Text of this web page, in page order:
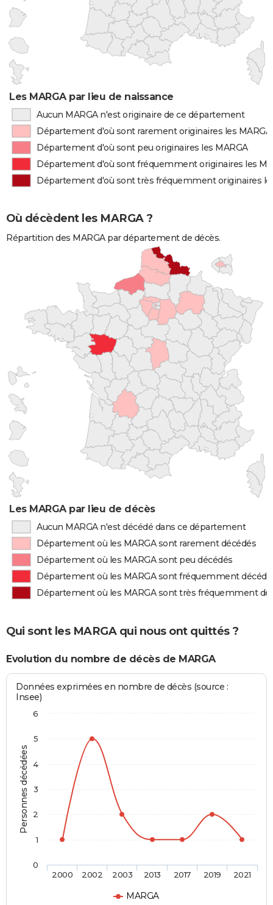
Les MARGA par lieu de naissance
Aucun MARGA n'est originaire de ce département
Département d'où sont rarement originaires les MARGA
Département d'où sont peu originaires les MARGA
Département d'où sont fréquemment originaires les
Département d'où sont très fréquemment originaires
Où décèdent les MARGA ?
Répartition des MARGA par département de décès.
Les MARGA par lieu de décès
Aucun MARGA n'est décédé dans ce département
Département où les MARGA sont rarement décédés
Département où les MARGA sont peu décédés
Département où les MARGA sont fréquemment
Département où les MARGA sont très fréquemment
Qui sont les MARGA qui nous ont quittés ?
Evolution du nombre de décès de MARGA
Personnes décédées
Données exprimées en nombre de décès (source :
Insee)
MARGA
2000 2002 2003 2013 2017 2019 2021
0
1
2
3
4
5
6